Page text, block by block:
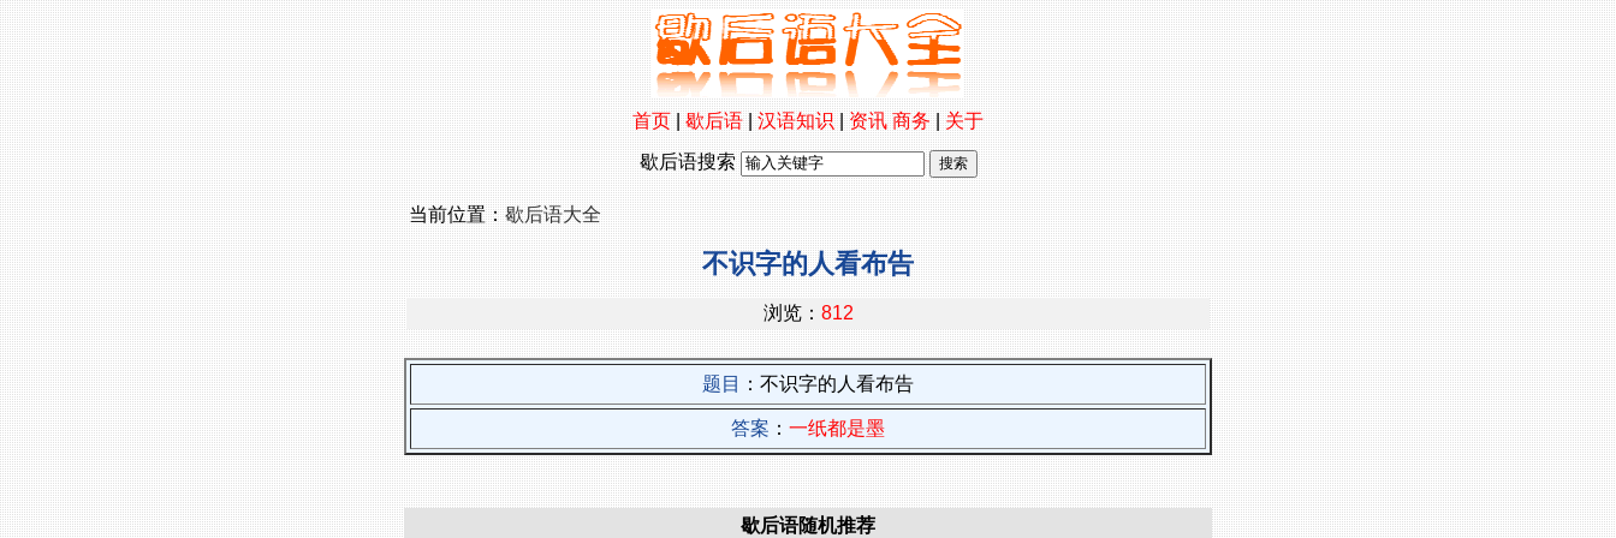
首页|歇后语|汉语知识|资讯 商务|关于
歇后语搜索
当前位置：歇后语大全
不识字的人看布告
浏览： 812
题目 ：不识字的人看布告
答案 ： 一纸都是墨
歇后语随机推荐